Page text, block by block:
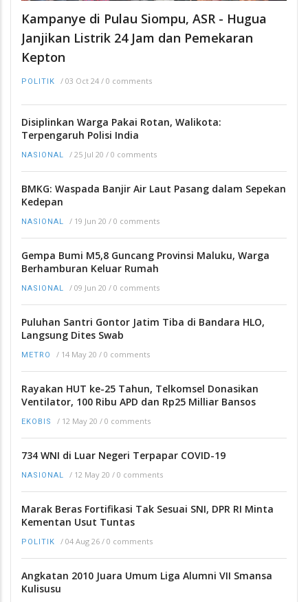
Kampanye di Pulau Siompu, ASR - Hugua
Janjikan Listrik 24 Jam dan Pemekaran
Kepton
POLITIK / 03 Oct 24 / 0 comments
Disiplinkan Warga Pakai Rotan, Walikota:
Terpengaruh Polisi India
NASIONAL / 25 Jul 20 / 0 comments
BMKG: Waspada Banjir Air Laut Pasang dalam Sepekan
Kedepan
NASIONAL / 19 Jun 20 / 0 comments
Gempa Bumi M5,8 Guncang Provinsi Maluku, Warga
Berhamburan Keluar Rumah
NASIONAL / 09 Jun 20 / 0 comments
Puluhan Santri Gontor Jatim Tiba di Bandara HLO,
Langsung Dites Swab
METRO / 14 May 20 / 0 comments
Rayakan HUT ke-25 Tahun, Telkomsel Donasikan
Ventilator, 100 Ribu APD dan Rp25 Milliar Bansos
EKOBIS / 12 May 20 / 0 comments
734 WNI di Luar Negeri Terpapar COVID-19
NASIONAL / 12 May 20 / 0 comments
Marak Beras Fortifikasi Tak Sesuai SNI, DPR RI Minta
Kementan Usut Tuntas
POLITIK / 04 Aug 26 / 0 comments
Angkatan 2010 Juara Umum Liga Alumni VII Smansa
Kulisusu